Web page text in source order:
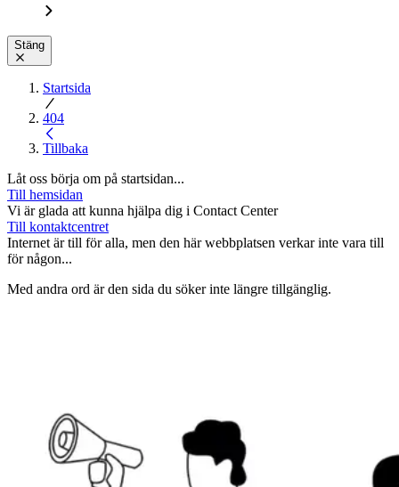
Stäng
Startsida
404
Tillbaka
Låt oss börja om på startsidan...
Till hemsidan
Vi är glada att kunna hjälpa dig i Contact Center
Till kontaktcentret
Internet är till för alla, men den här webbplatsen verkar inte vara till
för någon...
Med andra ord är den sida du söker inte längre tillgänglig.